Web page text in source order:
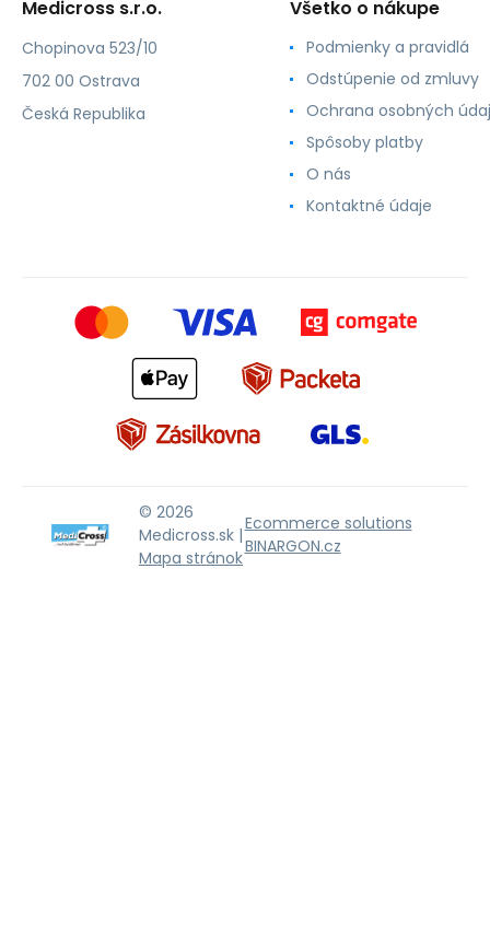
Medicross s.r.o.
Chopinova 523/10
702 00 Ostrava
Česká Republika
Všetko o nákupe
Podmienky a pravidlá
Odstúpenie od zmluvy
Ochrana osobných
Spôsoby platby
O nás
Kontaktné údaje
© 2026
Medicross.sk |
Mapa stránok
Ecommerce solutions
BINARGON.cz